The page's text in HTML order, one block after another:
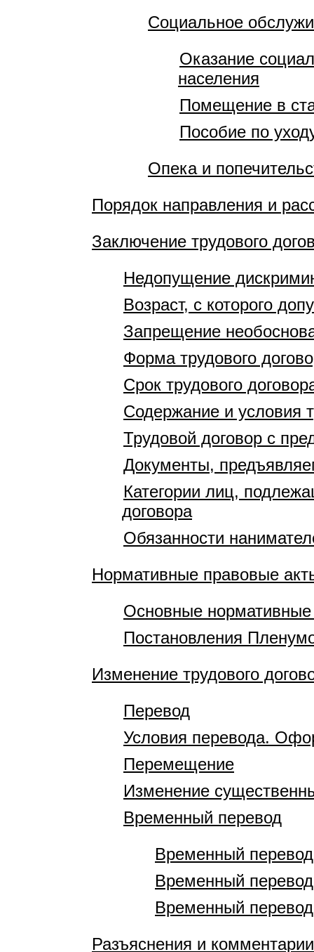
Социальное
Оказание
населения
Помещение в
Пособие по
Опека и
Порядок направления и
Заключение трудового
Недопущение
Возраст, с которого
Запрещение
Форма трудового
Срок трудового
Содержание и условия
Трудовой договор с
Документы,
Категории лиц,
договора
Обязанности
Нормативные правовые
Основные
Постановления
Изменение трудового
Перевод
Условия перевода.
Перемещение
Изменение
Временный перевод
Временный перевод
Временный
Временный
Разъяснения и